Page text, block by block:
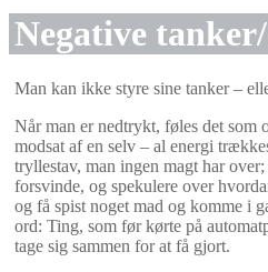
Negative
Man kan ikke styre sine tanker –
Når man er nedtrykt, føles det som
modsat af en selv – al energi
tryllestav, man ingen magt har
forsvinde, og spekulere over
og få spist noget mad og komme i
ord: Ting, som før kørte på
tage sig sammen for at få gjort.